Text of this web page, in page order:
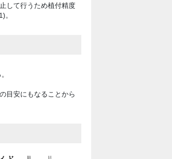
して行うため植付精度
。
目安にもなることから